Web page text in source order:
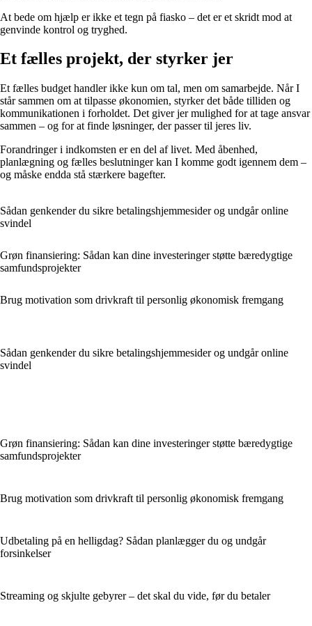
At bede om hjælp er ikke et tegn på fiasko – det er et skridt mod at
genvinde kontrol og tryghed.
Et fælles projekt, der styrker jer
Et fælles budget handler ikke kun om tal, men om samarbejde. Når I
står sammen om at tilpasse økonomien, styrker det både tilliden og
kommunikationen i forholdet. Det giver jer mulighed for at tage ansvar
sammen – og for at finde løsninger, der passer til jeres liv.
Forandringer i indkomsten er en del af livet. Med åbenhed,
planlægning og fælles beslutninger kan I komme godt igennem dem –
og måske endda stå stærkere bagefter.
Sådan genkender du sikre betalingshjemmesider og undgår online
svindel
Grøn finansiering: Sådan kan dine investeringer støtte bæredygtige
samfundsprojekter
Brug motivation som drivkraft til personlig økonomisk fremgang
Sådan genkender du sikre betalingshjemmesider og undgår online
svindel
Grøn finansiering: Sådan kan dine investeringer støtte bæredygtige
samfundsprojekter
Brug motivation som drivkraft til personlig økonomisk fremgang
Udbetaling på en helligdag? Sådan planlægger du og undgår
forsinkelser
Streaming og skjulte gebyrer – det skal du vide, før du betaler